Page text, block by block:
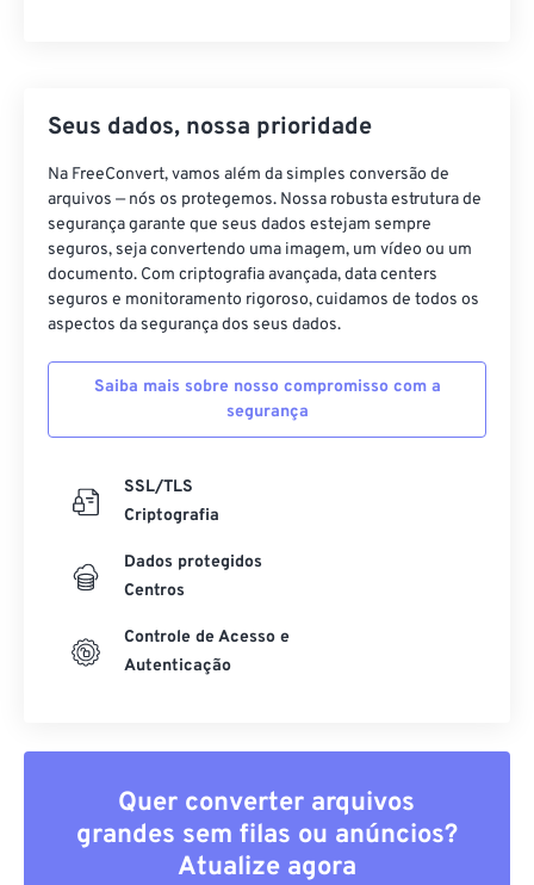
Seus dados, nossa prioridade
Na FreeConvert, vamos além da simples conversão de
arquivos — nós os protegemos. Nossa robusta estrutura de
segurança garante que seus dados estejam sempre
seguros, seja convertendo uma imagem, um vídeo ou um
documento. Com criptografia avançada, data centers
seguros e monitoramento rigoroso, cuidamos de todos os
aspectos da segurança dos seus dados.
Saiba mais sobre nosso compromisso com a
segurança
SSL/TLS
Criptografia
Dados protegidos
Centros
Controle de Acesso e
Autenticação
Quer converter arquivos
grandes sem filas ou anúncios?
Atualize agora